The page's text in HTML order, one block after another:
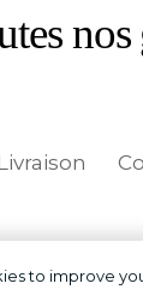
to improve